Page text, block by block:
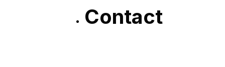
Contact